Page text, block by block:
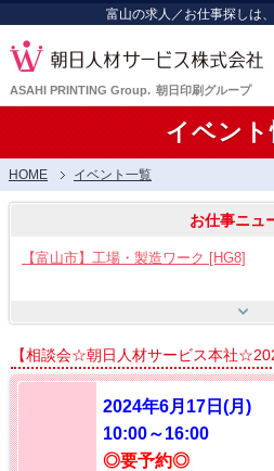
富山の求人／お仕事探しは
ASAHI PRINTING Group. 朝日印刷グループ
イベント
HOME イベント一覧
お仕事ニュ
【富山市】工場・製造ワーク [HG8]
【呉羽射水エリア特集】スタッフ12名
【お仕事相談会☆流通会館】2026/8/
【お仕事相談会☆大久保ふれあいｾﾝﾀｰ
【相談会☆朝日人材サービス本社
2024年6月17日(月)
10:00～16:00
◎要予約◎